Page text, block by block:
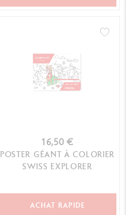
16,50 €
POSTER GÉANT À COLORIER
SWISS EXPLORER
ACHAT RAPIDE